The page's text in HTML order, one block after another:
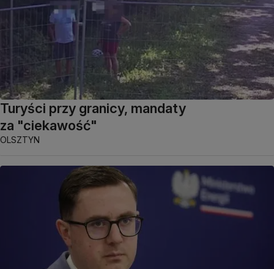
Turyści przy granicy, mandaty
za "ciekawość"
OLSZTYN